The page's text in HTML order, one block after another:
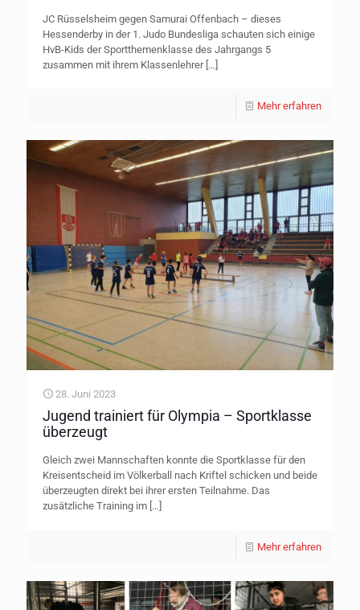
JC Rüsselsheim gegen Samurai Offenbach – dieses
Hessenderby in der 1. Judo Bundesliga schauten sich einige
HvB-Kids der Sportthemenklasse des Jahrgangs 5
zusammen mit ihrem Klassenlehrer[…]
Mehr erfahren
28. Juni 2023
Jugend trainiert für Olympia – Sportklasse
überzeugt
Gleich zwei Mannschaften konnte die Sportklasse für den
Kreisentscheid im Völkerball nach Kriftel schicken und beide
überzeugten direkt bei ihrer ersten Teilnahme. Das
zusätzliche Training im […]
Mehr erfahren